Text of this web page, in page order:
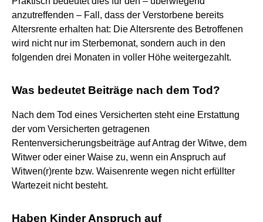
anzutreffenden – Fall, dass der Verstorbene bereits
Altersrente erhalten hat: Die Altersrente des Betroffenen
wird nicht nur im Sterbemonat, sondern auch in den
folgenden drei Monaten in voller Höhe weitergezahlt.
Was bedeutet Beiträge nach dem Tod?
Nach dem Tod eines Versicherten steht eine Erstattung
der vom Versicherten getragenen
Rentenversicherungsbeiträge auf Antrag der Witwe, dem
Witwer oder einer Waise zu, wenn ein Anspruch auf
Witwen(r)rente bzw. Waisenrente wegen nicht erfüllter
Wartezeit nicht besteht.
Haben Kinder Anspruch auf